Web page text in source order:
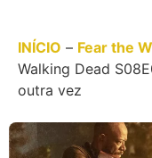
INÍCIO – Fear the
Walking Dead
outra vez